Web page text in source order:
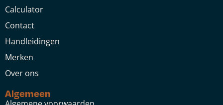
Calculator
Contact
Handleidingen
Merken
Over ons
Algemeen